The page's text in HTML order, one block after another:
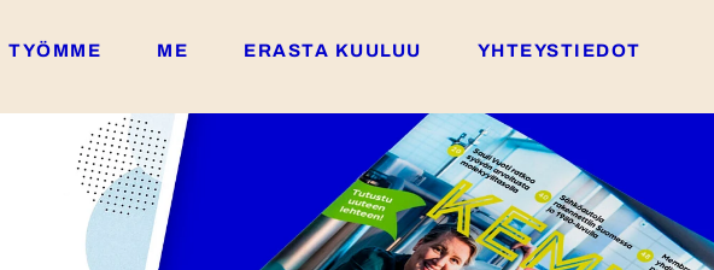
TYÖMME ME ERASTA KUULUU YHTEYSTIEDOT